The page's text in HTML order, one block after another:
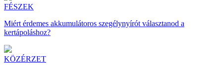
FÉSZEK
Miért érdemes akkumulátoros szegélynyírót választanod a
kertápoláshoz?
KÖZÉRZET